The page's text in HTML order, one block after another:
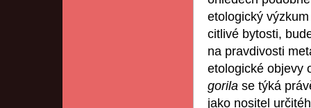
etologický
citlivé bytosti,
na pravdivosti
etologické objevy
gorila se týká
jako nositel